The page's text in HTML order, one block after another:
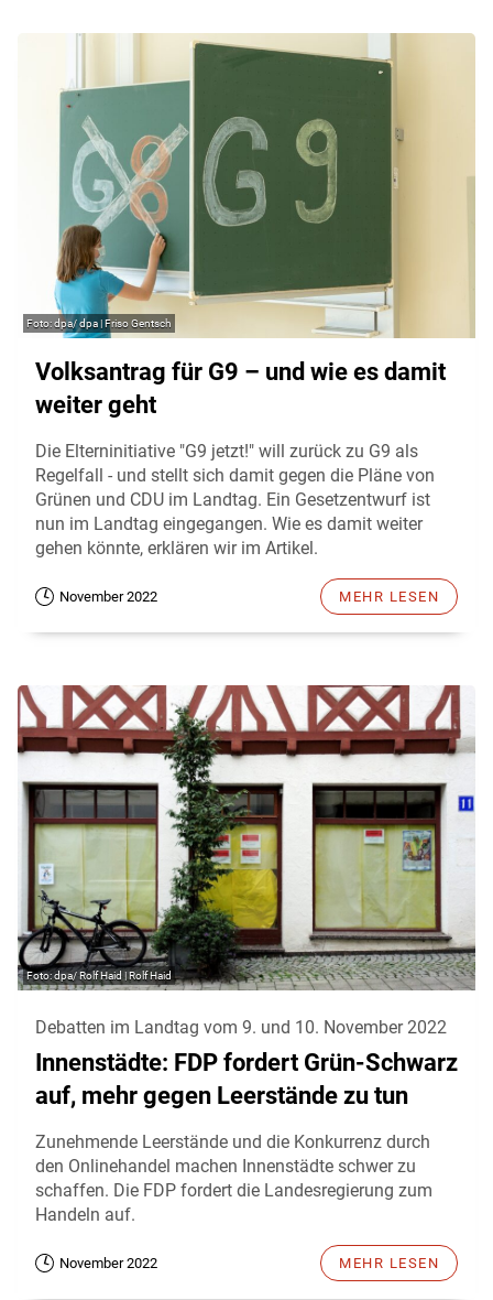
dpa/ dpa | Friso Gentsch
Volksantrag für G9 – und wie es damit
weiter geht
Die Elterninitiative "G9 jetzt!" will zurück zu G9 als
Regelfall - und stellt sich damit gegen die Pläne von
Grünen und CDU im Landtag. Ein Gesetzentwurf ist
nun im Landtag eingegangen. Wie es damit weiter
gehen könnte, erklären wir im Artikel.
November 2022 MEHR LESEN
dpa/ Rolf Haid | Rolf Haid
Debatten im Landtag vom 9. und 10. November 2022
Innenstädte: FDP fordert Grün-Schwarz
auf, mehr gegen Leerstände zu tun
Zunehmende Leerstände und die Konkurrenz durch
den Onlinehandel machen Innenstädte schwer zu
schaffen. Die FDP fordert die Landesregierung zum
Handeln auf.
November 2022 MEHR LESEN